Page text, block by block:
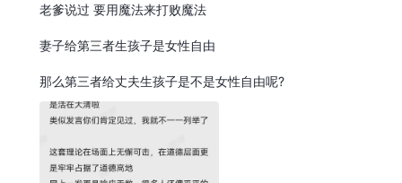
老爹说过 要用魔法来打败魔法
妻子给第三者生孩子是女性自由
那么第三者给丈夫生孩子是不是女性自由呢?